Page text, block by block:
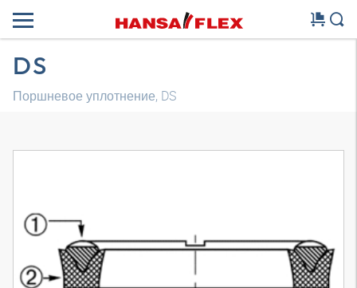
DS
Поршневое уплотнение, DS